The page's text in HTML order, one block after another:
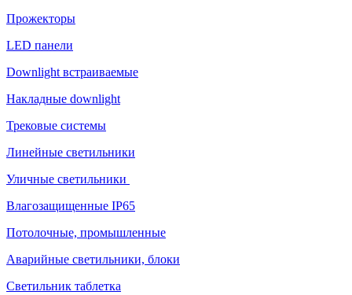
Прожекторы
LED панели
Downlight встраиваемые
Накладные downlight
Трековые системы
Линейные светильники
Уличные светильники
Влагозащищенные IP65
Потолочные, промышленные
Аварийные светильники, блоки
Светильник таблетка